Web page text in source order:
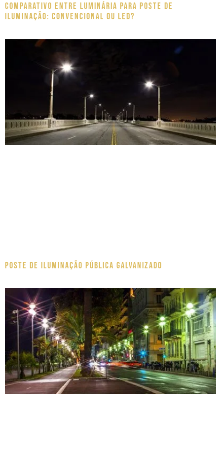
Comparativo entre luminária para poste de
iluminação: Convencional ou LED?
Poste de Iluminação pública galvanizado